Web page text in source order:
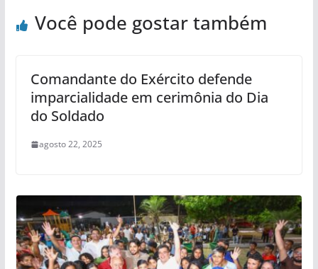
Você pode gostar também
Comandante do Exército defende
imparcialidade em cerimônia do Dia
do Soldado
agosto 22, 2025